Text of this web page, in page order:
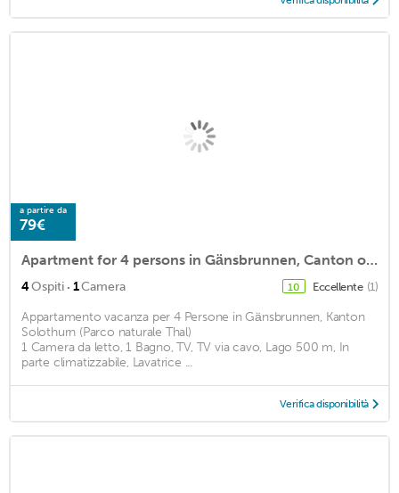
a partire da
79€
Apartment for 4 persons in Gänsbrunnen, Canton of Solothurn (Thal Nature Park)<BR>1 bedroom, 1 bathrm2
4Ospiti · 1Camera 10 Eccellente (1)
Appartamento vacanza per 4 Persone in Gänsbrunnen, Kanton
Solothurn (Parco naturale Thal)
1 Camera da letto, 1 Bagno, TV, TV via cavo, Lago 500 m, In
parte climatizzabile, Lavatrice ...
Verifica disponibilità